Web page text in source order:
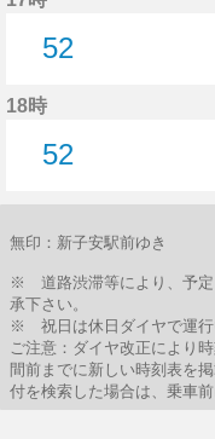
52
18時
52
無印：新子安駅前ゆき
※ 道路渋滞等により、予定
承下さい。
※ 祝日は休日ダイヤで運行
ご注意：ダイヤ改正により
間前までに新しい時刻表を
付を検索した場合は、乗車